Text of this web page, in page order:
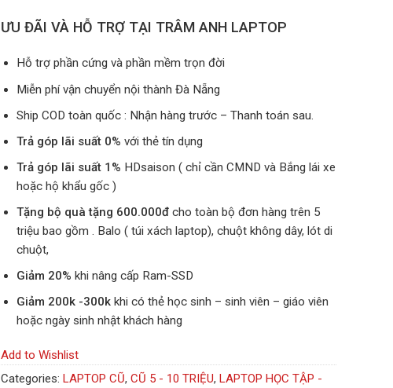
ƯU ĐÃI VÀ HỖ TRỢ TẠI TRÂM ANH LAPTOP
Hỗ trợ phần cứng và phần mềm trọn đời
Miễn phí vận chuyển nội thành Đà Nẵng
Ship COD toàn quốc : Nhận hàng trước – Thanh toán sau.
Trả góp lãi suất 0% với thẻ tín dụng
Trả góp lãi suất 1% HDsaison ( chỉ cần CMND và Bắng lái xe
hoặc hộ khẩu gốc )
Tặng bộ quà tặng 600.000đ cho toàn bộ đơn hàng trên 5
triệu bao gồm . Balo ( túi xách laptop), chuột không dây, lót di
chuột,
Giảm 20% khi nâng cấp Ram-SSD
Giảm 200k -300k khi có thẻ học sinh – sinh viên – giáo viên
hoặc ngày sinh nhật khách hàng
Add to Wishlist
Categories: LAPTOP CŨ, CŨ 5 - 10 TRIỆU, LAPTOP HỌC TẬP -